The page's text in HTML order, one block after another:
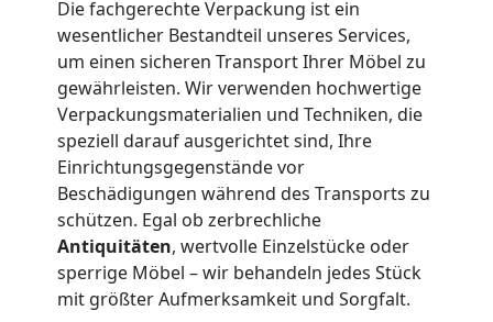
Die fachgerechte Verpackung ist ein
wesentlicher Bestandteil unseres Services,
um einen sicheren Transport Ihrer Möbel zu
gewährleisten. Wir verwenden hochwertige
Verpackungsmaterialien und Techniken, die
speziell darauf ausgerichtet sind, Ihre
Einrichtungsgegenstände vor
Beschädigungen während des Transports zu
schützen. Egal ob zerbrechliche
Antiquitäten, wertvolle Einzelstücke oder
sperrige Möbel – wir behandeln jedes Stück
mit größter Aufmerksamkeit und Sorgfalt.
Full-
Service-
Umzug
Wolfsberg